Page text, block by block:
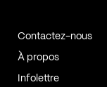
Contactez-nous
À propos
Infolettre